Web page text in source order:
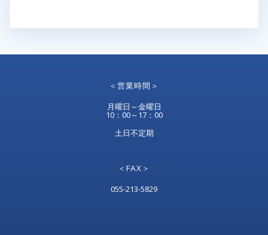
＜営業時間＞
月曜日～金曜日
10：00～17：00
土日不定期
＜FAX＞
055-213-5829